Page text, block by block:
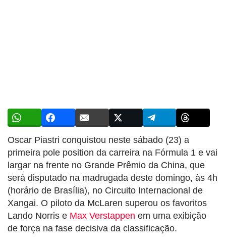
Oscar Piastri conquistou neste sábado (23) a
primeira pole position da carreira na Fórmula 1 e vai
largar na frente no Grande Prêmio da China, que
será disputado na madrugada deste domingo, às 4h
(horário de Brasília), no Circuito Internacional de
Xangai. O piloto da McLaren superou os favoritos
Lando Norris e Max Verstappen em uma exibição
de força na fase decisiva da classificação.